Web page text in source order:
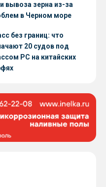
вывоза зерна из-за
в Черном море
без границ: что
20 судов под
РС на китайских